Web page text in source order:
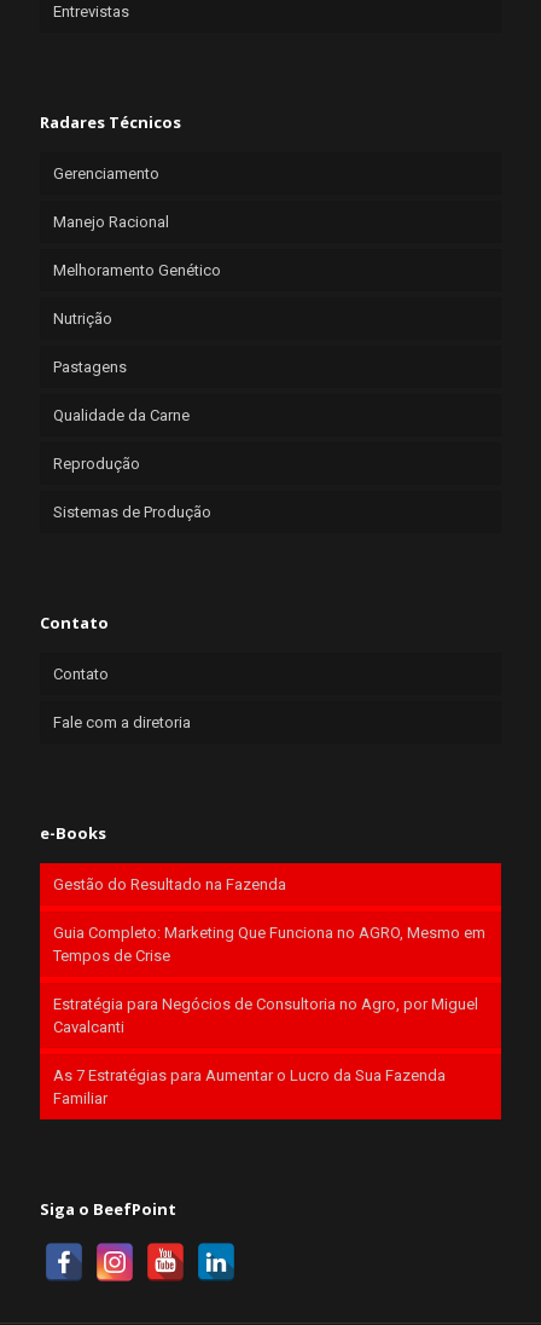
Entrevistas
Radares Técnicos
Gerenciamento
Manejo Racional
Melhoramento Genético
Nutrição
Pastagens
Qualidade da Carne
Reprodução
Sistemas de Produção
Contato
Contato
Fale com a diretoria
e-Books
Gestão do Resultado na Fazenda
Guia Completo: Marketing Que Funciona no AGRO, Mesmo em
Tempos de Crise
Estratégia para Negócios de Consultoria no Agro, por Miguel
Cavalcanti
As 7 Estratégias para Aumentar o Lucro da Sua Fazenda
Familiar
Siga o BeefPoint